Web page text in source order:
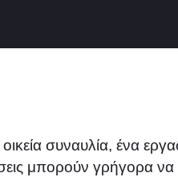
συναυλία, ένα
μπορούν γρήγορα